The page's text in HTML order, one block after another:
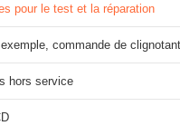
pour le test et la réparation
commande de
hors service